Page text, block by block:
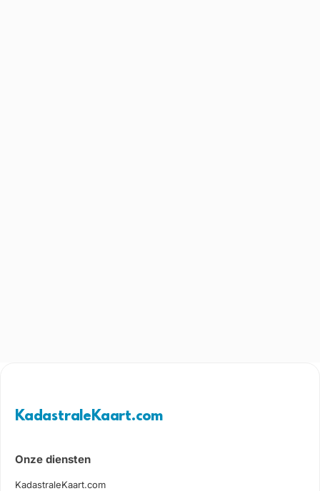
KadastraleKaart.com
Onze diensten
KadastraleKaart.com